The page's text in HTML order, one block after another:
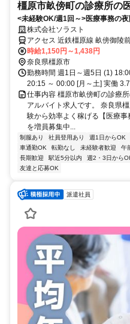
橿原市畝傍町の診療所の
<未経験OK/週1回～>医療事務の
株式会社ソラスト
アクセス 近鉄橿原線 畝傍御陵
駅」徒歩1分／車通勤可
時給1,150円～1,438円
奈良県橿原市
勤務時間 週1日～週5日 (1)
20:15 ～ 00:00 [月～土] 実働
仕事内容 橿原市畝傍町の診療
アルバイト求人です。 奈良県
験から効率よく稼げる【医療事
を増員募集中...
制服あり 社員登用あり 週1日からOK
車通勤OK
転勤なし 未経験者歓迎 午
長期歓迎
駅近5分以内 週2・3日から
友達と応募OK
派遣社員